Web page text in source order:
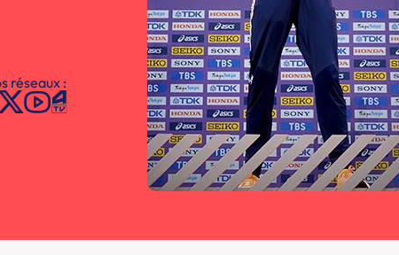
réseaux :